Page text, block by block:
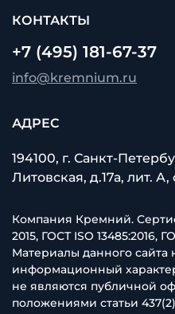
КОНТАКТЫ
+7 (495) 181-67-37
info@kremnium.ru
АДРЕС
194100, г. Санкт-
Литовская, д.17а, лит. А,
Компания Кремний.
2015, ГОСТ ISO 13485:2016,
Материалы данного сайта
информационный
не являются публичной
положениями статьи